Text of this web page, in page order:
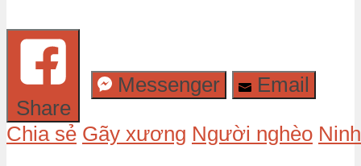
Share
Messenger Email
Chia sẻ Gãy xương Người nghèo